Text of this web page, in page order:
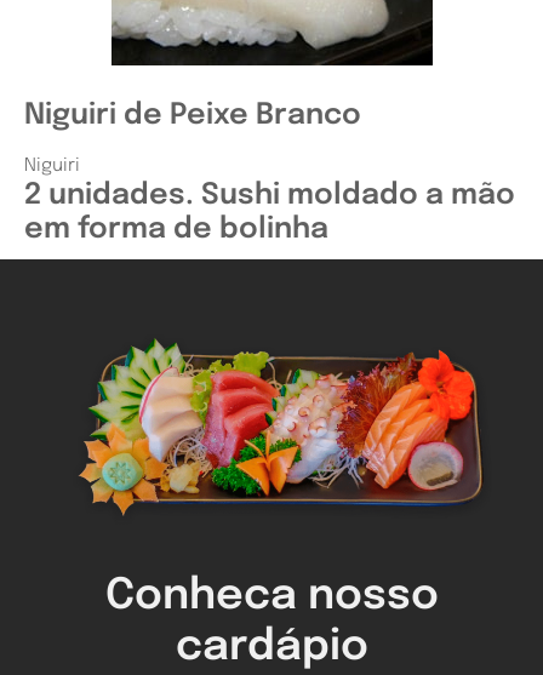
Niguiri de Peixe Branco
Niguiri
2 unidades. Sushi moldado a mão
em forma de bolinha
Conheca nosso
cardápio